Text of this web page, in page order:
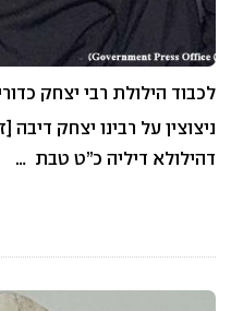
לכבוד הילולת רבי יצחק
ניצוצין על רבינו יצחק
דהילולא דיליה כ”ט טבת …